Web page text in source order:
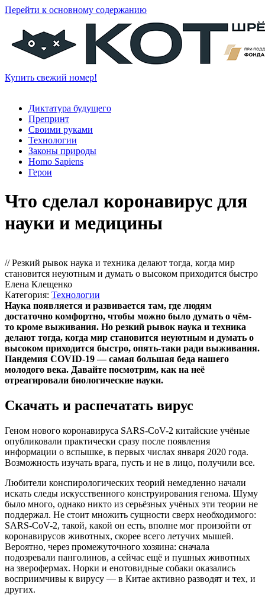
Перейти к основному содержанию
Купить свежий номер!
Диктатура будущего
Препринт
Своими руками
Технологии
Законы природы
Homo Sapiens
Герои
Что сделал коронавирус для
науки и медицины
// Резкий рывок наука и техника делают тогда, когда мир
становится неуютным и думать о высоком приходится быстро
Елена Клещенко
Категория: Технологии
Наука появляется и развивается там, где людям
достаточно комфортно, чтобы можно было думать о чём-
то кроме выживания. Но резкий рывок наука и техника
делают тогда, когда мир становится неуютным и думать о
высоком приходится быстро, опять-таки ради выживания.
Пандемия COVID-19 — самая большая беда нашего
молодого века. Давайте посмотрим, как на неё
отреагировали биологические науки.
Скачать и распечатать вирус
Геном нового коронавируса SARS-CoV-2 китайские учёные
опубликовали практически сразу после появления
информации о вспышке, в первых числах января 2020 года.
Возможность изучать врага, пусть и не в лицо, получили все.
Любители конспирологических теорий немедленно начали
искать следы искусственного конструирования генома. Шуму
было много, однако никто из серьёзных учёных эти теории не
поддержал. Не стоит множить сущности сверх необходимого:
SARS-CoV-2, такой, какой он есть, вполне мог произойти от
коронавирусов животных, скорее всего летучих мышей.
Вероятно, через промежуточного хозяина: сначала
подозревали панголинов, а сейчас ещё и пушных животных
на зверофермах. Норки и енотовидные собаки оказались
восприимчивы к вирусу — в Китае активно разводят и тех, и
других.